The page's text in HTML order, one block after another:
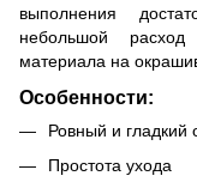
выполнения
небольшой
материала на
Особенности:
Ровный и гладкий
Простота ухода